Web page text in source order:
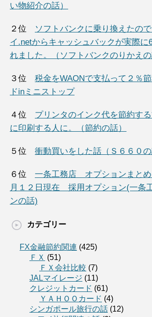
い物紹介の話）
２位
ソフトバンクに乗り換えたの
イ.netからキャッシュバックが実際に
れました。（ソフトバンクのりかえの
３位 税金をWAONで支払って２％
ドinミニストップ
４位 プリンタのインク代を節約す
に印刷する人に。（節約の話）
５位 衝動買いをした話（Ｓ６６０
６位 一条工務店 オプションまと
月１２日現在 採用オプション(一条
ンの話)
カテゴリー
FX金融節約関連 (425)
ＦＸ (51)
ＦＸ会社比較 (7)
JALマイレージ (11)
クレジットカード (61)
ＹＡＨＯＯカード (4)
シンガポール旅行の話 (12)